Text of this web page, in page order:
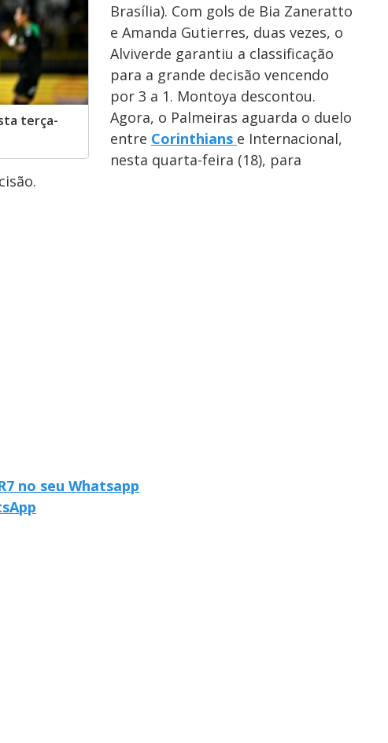
terça-
Brasília). Com gols de Bia Zaneratto
e Amanda Gutierres, duas vezes, o
Alviverde garantiu a classificação
para a grande decisão vencendo
por 3 a 1. Montoya descontou.
Agora, o Palmeiras aguarda o duelo
entre Corinthians e Internacional,
nesta quarta-feira (18), para
no seu Whatsapp